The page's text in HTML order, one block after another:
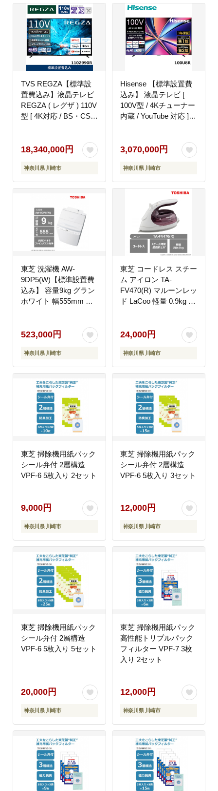
シン搭載 フラッグシッ
プモデル ダブルウイン
ドウ 家電 人気 おすす
め 】
シン搭載 フラッグシッ
プモデル ダブルウイン
ドウ 家電 人気 おすす
め 】
TVS REGZA【標準設
置費込み】液晶テレビ
REGZA ( レグザ ) 110V
型 [ 4K対応 / BS・CS
見積) 110Z990R 【 テ
レビ TV 110型 110イン
チ 110V Mini LED 液晶
4K Z990R series フラ
電 人気 おすすめ 】
18,340,000円
神奈川県 川崎市
Hisense 【標準設置費
込み】 液晶テレビ [
100V型 / 4Kチューナー
内蔵 / YouTube 対応 ]
インチ 100V 液晶 3年
保証 4K 家電 人気 おす
すめ 】
3,070,000円
神奈川県 川崎市
東芝 洗濯機 AW-
9DP5(W)【標準設置費
込み】 容量9kg グラン
ホワイト 幅555mm 液
ンバブル洗浄 手振動・
低騒音 しわ抑え脱水 お
手入れ 簡単 自動お掃除
モード 全自動洗濯機 家
TOSHIBA
523,000円
神奈川県 川崎市
東芝 コードレス スチー
ム アイロン TA-
FV470(R) マルーンレッ
ド LaCoo 軽量 0.9kg パ
ズ 素早い立ち上がり ケ
ース付き 家電 衣類 ラ
クー おすすめ 人気
TOSHIBA 神奈川県 川
24,000円
神奈川県 川崎市
東芝 掃除機用紙パック
シール弁付 2層構造
VPF-6 5枚入り 2セット
9,000円
神奈川県 川崎市
東芝 掃除機用紙パック
シール弁付 2層構造
VPF-6 5枚入り 3セット
12,000円
神奈川県 川崎市
東芝 掃除機用紙パック
シール弁付 2層構造
VPF-6 5枚入り 5セット
20,000円
神奈川県 川崎市
東芝 掃除機用紙パック
高性能トリプルパック
フィルター VPF-7 3枚
入り 2セット
12,000円
神奈川県 川崎市